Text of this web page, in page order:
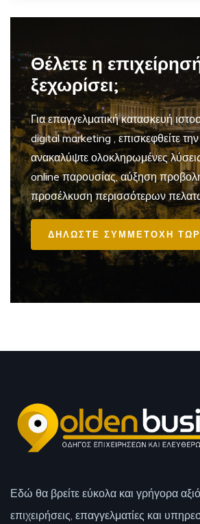
Θέλετε η
ξεχωρίσει;
Για επαγγελματικήκατασκευή
digital marketing, επισκεφθείτε
ανακαλύψτε ολοκληρωμένες
online παρουσίας, αύξηση
προσέλκυση περισσότερων
ΔΗΛΩΣΤΕ ΣΥΜΜΕΤΟΧΗ
Εδώ θα βρείτε εύκολα και γρήγορα
επιχειρήσεις, επαγγελματίες και